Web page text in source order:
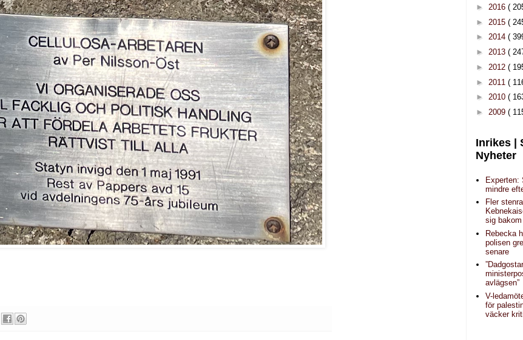
► 2016 (
► 2015 (
► 2014 (
► 2013 (
► 2012 (
► 2011 (
► 2010 (
► 2009 (
Inrikes |
Nyheter
Experten:
mindre
Fler
sig bakom
Rebecka
polisen
senare
avlägsen”
V-
för
väcker